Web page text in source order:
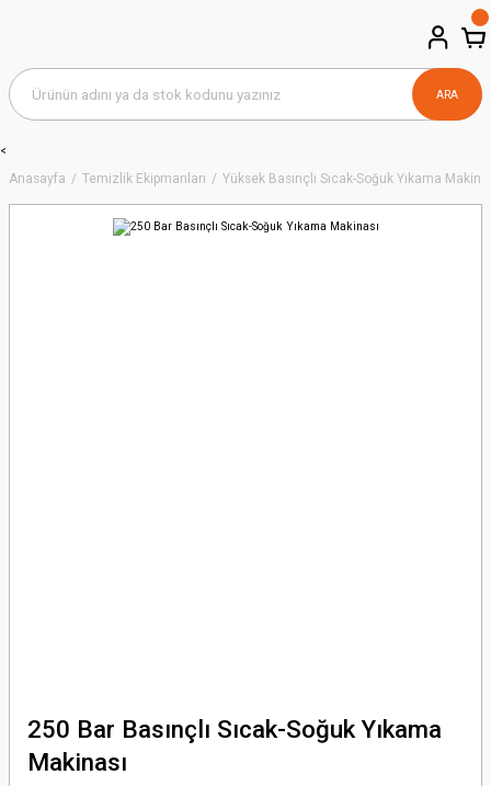
ARA
<
Anasayfa Temizlik Ekipmanları Yüksek Basınçlı Sıcak-Soğuk Yıkama
250 Bar Basınçlı Sıcak-Soğuk Yıkama
Makinası